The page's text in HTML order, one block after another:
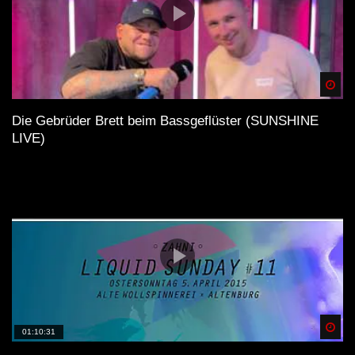
House
Reithalle
Electronic Dance Music
WICHTIG
Die Gebrüder Brett beim Bassgeflüster (SUNSHINE
LIVE)
01:10:31